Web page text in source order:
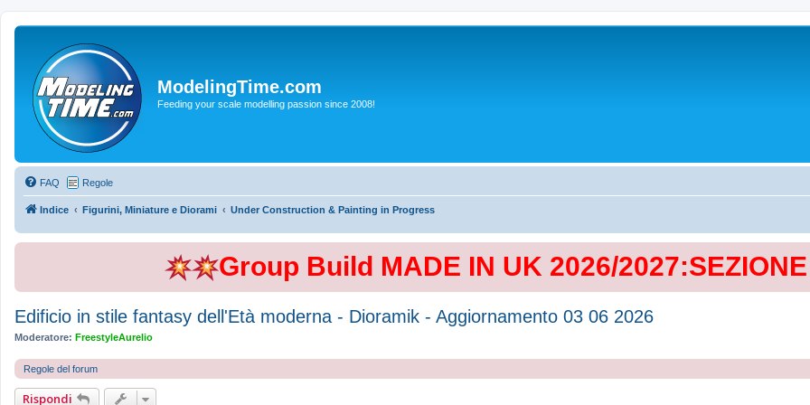
ModelingTime.com
Feeding your scale modelling passion since 2008!
FAQ Regole
Indice Figurini, Miniature e Diorami Under Construction & Painting in Progress
Group Build MADE IN UK 2026/
Edificio in stile fantasy dell'Età moderna - Dioramik - Aggiornamento 03 06 2026
Moderatore: FreestyleAurelio
Regole del forum
Rispondi